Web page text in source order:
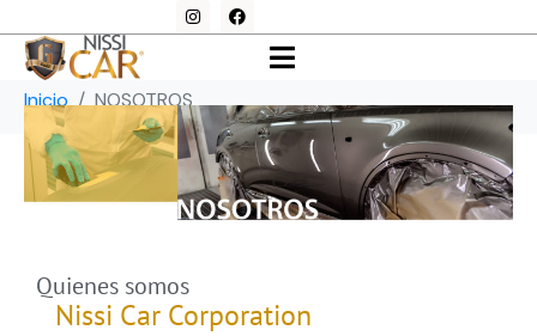
NOSOTROS
Inicio NOSOTROS
Quienes somos
Nissi Car Corporation